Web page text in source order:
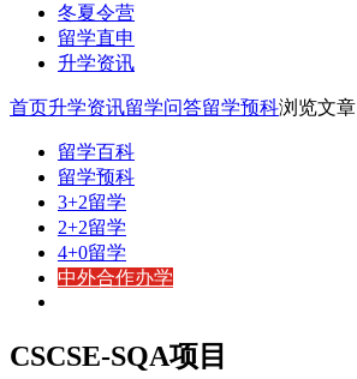
冬夏令营
留学直申
升学资讯
首页升学资讯留学问答留学预科浏览文章
留学百科
留学预科
3+2留学
2+2留学
4+0留学
中外合作办学
CSCSE-SQA项目